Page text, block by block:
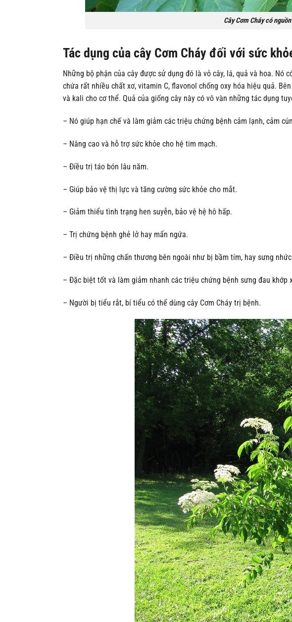
Cây Cơm Cháy có
Tác dụng của cây Cơm Cháy đối với sức
Những bộ phận của cây được sử dụng đó là vỏ cây, lá, quả và hoa. Nó
chứa rất nhiều chất xơ, vitamin C, flavonol chống oxy hóa hiệu quả.
và kali cho cơ thể. Quả của giống cây này có vô vàn những tác dụng
– Nó giúp hạn chế và làm giảm các triệu chứng bệnh cảm lạnh, cảm
– Nâng cao và hỗ trợ sức khỏe cho hệ tim mạch.
– Điều trị táo bón lâu năm.
– Giúp bảo vệ thị lực và tăng cường sức khỏe cho mắt.
– Giảm thiểu tình trạng hen suyễn, bảo vệ hệ hô hấp.
– Trị chứng bệnh ghẻ lở hay mẩn ngứa.
– Điều trị những chấn thương bên ngoài như bị bầm tím, hay sưng
– Đặc biệt tốt và làm giảm nhanh các triệu chứng bệnh sưng đau
– Người bị tiểu rắt, bí tiểu có thể dùng cây Cơm Cháy trị bệnh.